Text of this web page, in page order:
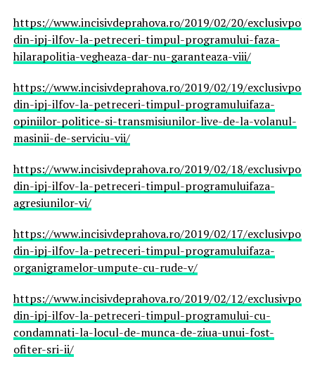
https://www.incisivdeprahova.ro/2019/02/20/
din-ipj-ilfov-la-petreceri-timpul-programului-faza-
hilarapolitia-vegheaza-dar-nu-garanteaza-viii/
https://www.incisivdeprahova.ro/2019/02/19/
din-ipj-ilfov-la-petreceri-timpul-programuluifaza-
opiniilor-politice-si-transmisiunilor-live-de-la-volanul-
masinii-de-serviciu-vii/
https://www.incisivdeprahova.ro/2019/02/18/
din-ipj-ilfov-la-petreceri-timpul-programuluifaza-
agresiunilor-vi/
https://www.incisivdeprahova.ro/2019/02/17/
din-ipj-ilfov-la-petreceri-timpul-programuluifaza-
organigramelor-umpute-cu-rude-v/
https://www.incisivdeprahova.ro/2019/02/12/
din-ipj-ilfov-la-petreceri-timpul-programului-cu-
condamnati-la-locul-de-munca-de-ziua-unui-fost-
ofiter-sri-ii/